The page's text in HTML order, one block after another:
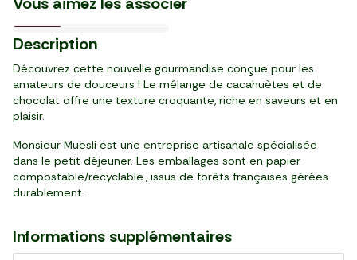
1,29 €
Prix Malin
1,39 €
le 2ème à -50%
1,73 €
2,99 €
3,19 €
3,29 €
8,49 €
BIO2,89 €
2,65 €
4,99 €
Nouveau
3,89 €
Description
Découvrez cette nouvelle gourmandise conçue pour les
amateurs de douceurs ! Le mélange de cacahuètes et de
chocolat offre une texture croquante, riche en saveurs et en
plaisir.
Monsieur Muesli est une entreprise artisanale spécialisée
dans le petit déjeuner. Les emballages sont en papier
compostable/recyclable., issus de forêts françaises gérées
durablement.
Informations supplémentaires